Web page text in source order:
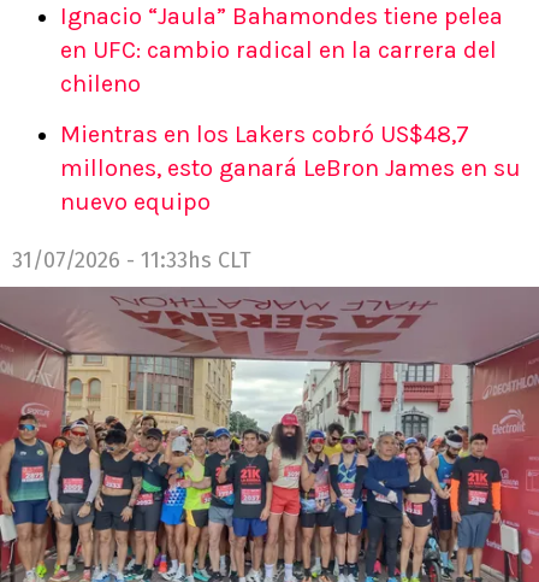
Ignacio “Jaula” Bahamondes tiene pelea
en UFC: cambio radical en la carrera del
chileno
Mientras en los Lakers cobró US$48,7
millones, esto ganará LeBron James en su
nuevo equipo
31/07/2026 - 11:33hs CLT